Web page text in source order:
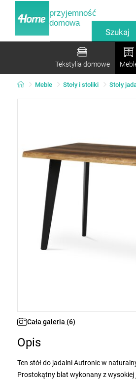
przyjemność
domowa
Tekstylia domowe
Meble Stoły i stoliki Stoły
Cała galeria (6)
Opis
Ten stół do jadalni Autronic w
Prostokątny blat wykonany z wysokiej